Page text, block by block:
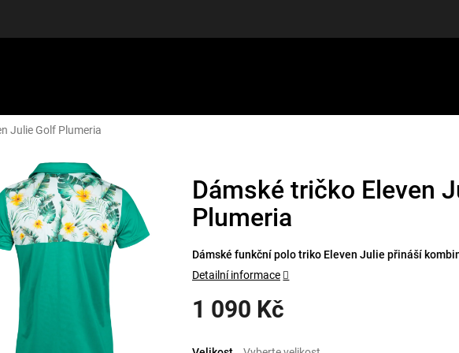
Julie Golf Plumeria
Dámské tričko Eleven
Plumeria
1 090 Kč
Dámské funkční polo triko Eleven Julie přináší
Detailní informace